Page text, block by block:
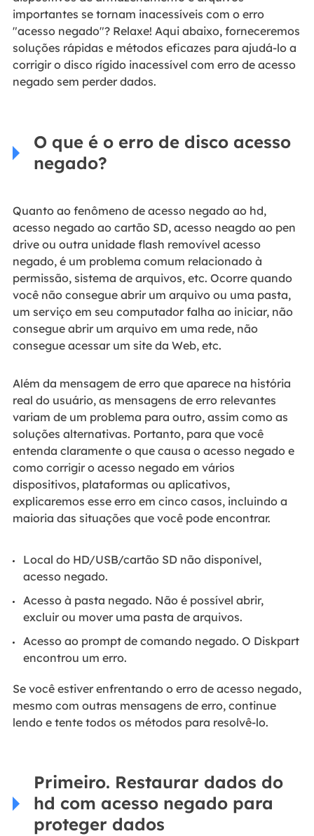
importantes se tornam inacessíveis com o erro
"acesso negado"? Relaxe! Aqui abaixo, forneceremos
soluções rápidas e métodos eficazes para ajudá-lo a
corrigir o disco rígido inacessível com erro de acesso
negado sem perder dados.
O que é o erro de disco acesso
negado?
Quanto ao fenômeno de acesso negado ao hd,
acesso negado ao cartão SD, acesso neagdo ao pen
drive ou outra unidade flash removível acesso
negado, é um problema comum relacionado à
permissão, sistema de arquivos, etc. Ocorre quando
você não consegue abrir um arquivo ou uma pasta,
um serviço em seu computador falha ao iniciar, não
consegue abrir um arquivo em uma rede, não
consegue acessar um site da Web, etc.
Além da mensagem de erro que aparece na história
real do usuário, as mensagens de erro relevantes
variam de um problema para outro, assim como as
soluções alternativas. Portanto, para que você
entenda claramente o que causa o acesso negado e
como corrigir o acesso negado em vários
dispositivos, plataformas ou aplicativos,
explicaremos esse erro em cinco casos, incluindo a
maioria das situações que você pode encontrar.
Local do HD/USB/cartão SD não disponível,
acesso negado.
Acesso à pasta negado. Não é possível abrir,
excluir ou mover uma pasta de arquivos.
Acesso ao prompt de comando negado. O Diskpart
encontrou um erro.
Se você estiver enfrentando o erro de acesso negado,
mesmo com outras mensagens de erro, continue
lendo e tente todos os métodos para resolvê-lo.
Primeiro. Restaurar dados do
hd com acesso negado para
proteger dados